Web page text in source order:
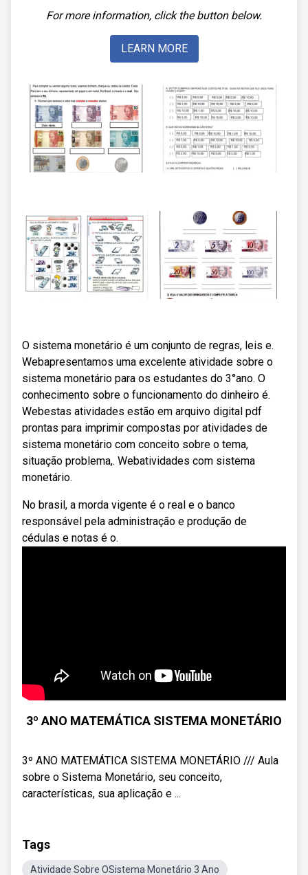
For more information, click the button below.
LEARN MORE
O sistema monetário é um conjunto de regras, leis e.
Webapresentamos uma excelente atividade sobre o
sistema monetário para os estudantes do 3°ano. O
conhecimento sobre o funcionamento do dinheiro é.
Webestas atividades estão em arquivo digital pdf
prontas para imprimir compostas por atividades de
sistema monetário com conceito sobre o tema,
situação problema,. Webatividades com sistema
monetário.
No brasil, a morda vigente é o real e o banco
responsável pela administração e produção de
cédulas e notas é o.
3º ANO MATEMÁTICA SISTEMA MONETÁRIO
3º ANO MATEMÁTICA SISTEMA MONETÁRIO /// Aula
sobre o Sistema Monetário, seu conceito,
características, sua aplicação e ...
Tags
Atividade Sobre OSistema Monetário 3 Ano